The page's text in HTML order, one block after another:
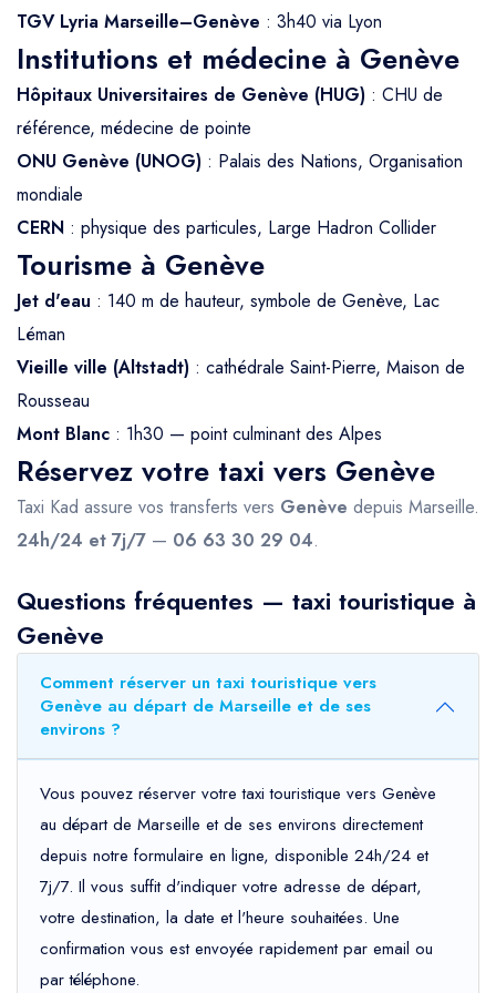
TGV Lyria Marseille–Genève : 3h40 via Lyon
Institutions et médecine à Genève
Hôpitaux Universitaires de Genève (HUG) : CHU de
référence, médecine de pointe
ONU Genève (UNOG) : Palais des Nations, Organisation
mondiale
CERN : physique des particules, Large Hadron Collider
Tourisme à Genève
Jet d'eau : 140 m de hauteur, symbole de Genève, Lac
Léman
Vieille ville (Altstadt) : cathédrale Saint-Pierre, Maison de
Rousseau
Mont Blanc : 1h30 — point culminant des Alpes
Réservez votre taxi vers Genève
Taxi Kad assure vos transferts vers Genève depuis Marseille.
24h/24 et 7j/7 — 06 63 30 29 04.
Questions fréquentes — taxi touristique à
Genève
Comment réserver un taxi touristique vers
Genève au départ de Marseille et de ses
environs ?
Vous pouvez réserver votre taxi touristique vers Genève
au départ de Marseille et de ses environs directement
depuis notre formulaire en ligne, disponible 24h/24 et
7j/7. Il vous suffit d'indiquer votre adresse de départ,
votre destination, la date et l'heure souhaitées. Une
confirmation vous est envoyée rapidement par email ou
par téléphone.